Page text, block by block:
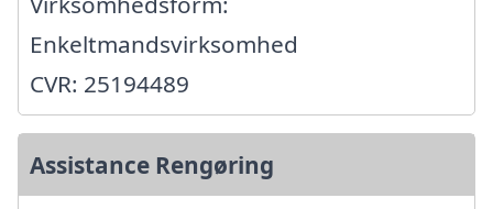
Enkeltmandsvirksomhed
CVR: 25194489
Assistance Rengøring